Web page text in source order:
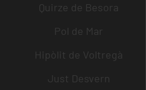
Quirze de Besora
Pol de Mar
Hipòlit de Voltregà
Just Desvern